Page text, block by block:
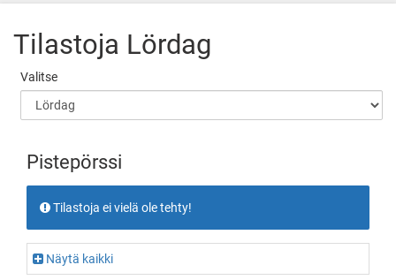
Tilastoja Lördag
Valitse
Pistepörssi
Tilastoja ei vielä ole tehty!
Näytä kaikki